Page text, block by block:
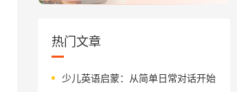
热门文章
少儿英语启蒙：从简单日常对话开始